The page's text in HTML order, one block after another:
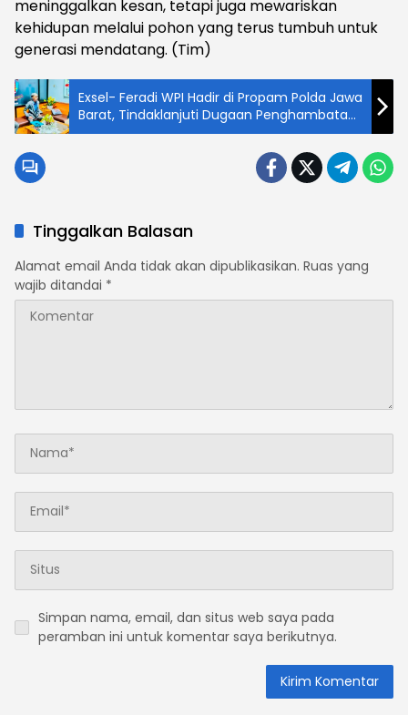
meninggalkan kesan, tetapi juga mewariskan
kehidupan melalui pohon yang terus tumbuh untuk
generasi mendatang. (Tim)
Exsel- Feradi WPI Hadir di Propam Polda Jawa
Barat, Tindaklanjuti Dugaan Penghambatan
Perdamaian dan Dugaan Pungutan Liar
Tinggalkan Balasan
Alamat email Anda tidak akan dipublikasikan. Ruas yang
wajib ditandai *
Simpan nama, email, dan situs web saya pada
peramban ini untuk komentar saya berikutnya.